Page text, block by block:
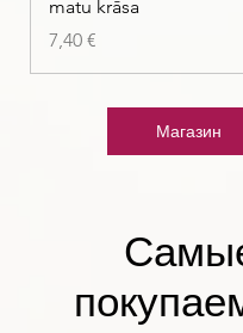
matu krāsa
Цена
7,40 €
Магазин